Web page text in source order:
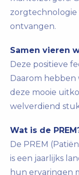
zorgtechnologie
ontvangen.
Samen vieren
Deze positieve
Daarom
deze mooie
welverdiend
Wat is de
De PREM
is een jaarlijks
hun ervaringen